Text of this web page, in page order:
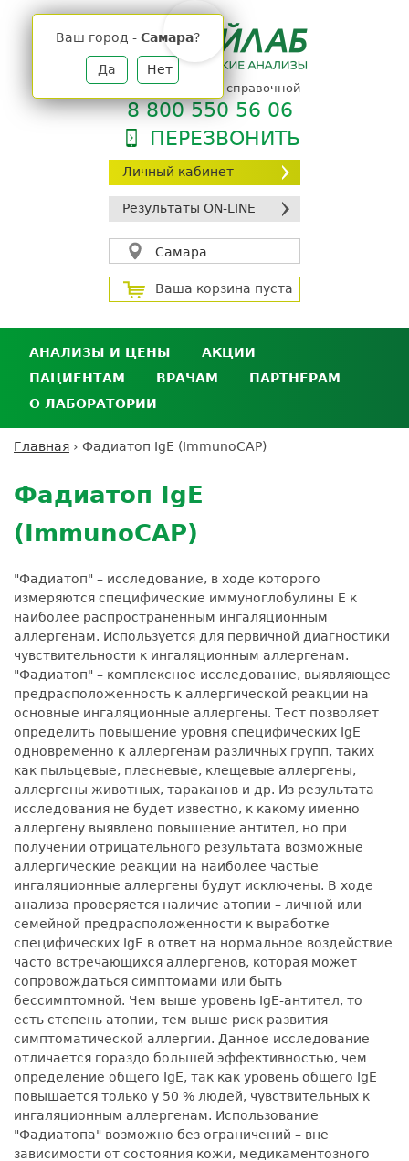
Личный кабинет
Результаты ON-LINE
Самара
Ваш город - Самара?
Да Нет
Ваша корзина пуста
телефон единой справочной
8 800 550 56 06
ПЕРЕЗВОНИТЬ
АНАЛИЗЫ И ЦЕНЫ
Анализы и цены
Где сдать анализы
Выезд на дом
Расшифровка анализов
АКЦИИ
ПАЦИЕНТАМ
Личный кабинет пациента
Дисконтная программа
Обратная связь
Усиление профилактических мер для
безопасности пациентов
Налоговый вычет
ВРАЧАМ
Сотрудничество
лабораторию
ПАРТНЕРАМ
кабинет
партнёра
О ЛАБОРАТОРИИ
Вакансии
Документы
здесь
Главная › Фадиатоп IgE (ImmunoCAP)
to
top
Фадиатоп IgE
(ImmunoCAP)
"Фадиатоп" – исследование, в ходе которого
измеряются специфические иммуноглобулины E к
наиболее распространенным ингаляционным
аллергенам. Используется для первичной диагностики
чувствительности к ингаляционным аллергенам.
"Фадиатоп" – комплексное исследование, выявляющее
предрасположенность к аллергической реакции на
основные ингаляционные аллергены. Тест позволяет
определить повышение уровня специфических IgE
одновременно к аллергенам различных групп, таких
как пыльцевые, плесневые, клещевые аллергены,
аллергены животных, тараканов и др. Из результата
исследования не будет известно, к какому именно
аллергену выявлено повышение антител, но при
получении отрицательного результата возможные
аллергические реакции на наиболее частые
ингаляционные аллергены будут исключены. В ходе
анализа проверяется наличие атопии – личной или
семейной предрасположенности к выработке
специфических IgE в ответ на нормальное воздействие
часто встречающихся аллергенов, которая может
сопровождаться симптомами или быть
бессимптомной. Чем выше уровень IgE-антител, то
есть степень атопии, тем выше риск развития
симптоматической аллергии. Данное исследование
отличается гораздо большей эффективностью, чем
определение общего IgE, так как уровень общего IgE
повышается только у 50 % людей, чувствительных к
ингаляционным аллергенам. Использование
"Фадиатопа" возможно без ограничений – вне
зависимости от состояния кожи, медикаментозного